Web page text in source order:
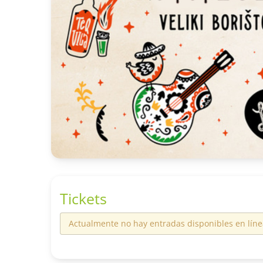
Tickets
Actualmente no hay entradas disponibles en